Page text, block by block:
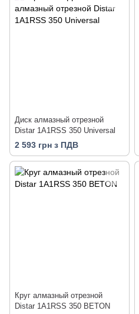
Диск алмазный отрезной
Distar 1A1RSS 350 Universal
2 593 грн з ПДВ
Круг алмазный отрезной
Distar 1A1RSS 350 BETON